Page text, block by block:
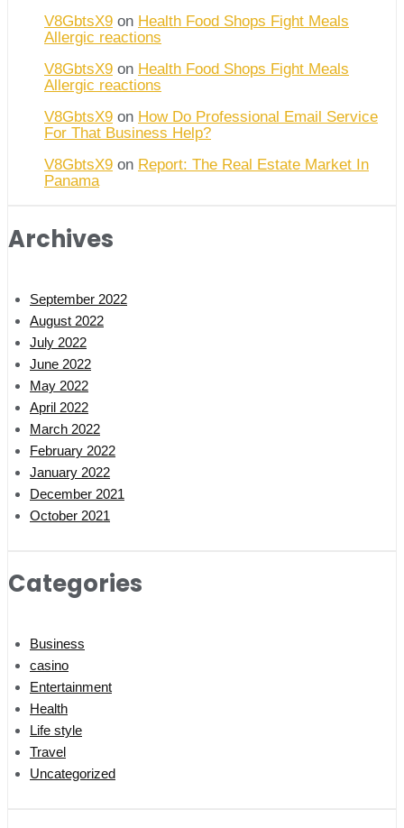
V8GbtsX9 on Health Food Shops Fight Meals
Allergic reactions
V8GbtsX9 on Health Food Shops Fight Meals
Allergic reactions
V8GbtsX9 on How Do Professional Email Service
For That Business Help?
V8GbtsX9 on Report: The Real Estate Market In
Panama
Archives
September 2022
August 2022
July 2022
June 2022
May 2022
April 2022
March 2022
February 2022
January 2022
December 2021
October 2021
Categories
Business
casino
Entertainment
Health
Life style
Travel
Uncategorized